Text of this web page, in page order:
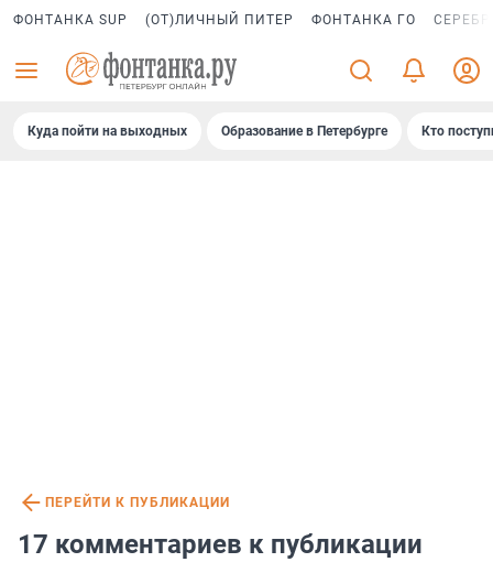
ФОНТАНКА SUP (ОТ)ЛИЧНЫЙ ПИТЕР ФОНТАНКА ГО
Куда пойти на выходных Образование в Петербурге Кто
ПЕРЕЙТИ К ПУБЛИКАЦИИ
17 комментариев к публикации